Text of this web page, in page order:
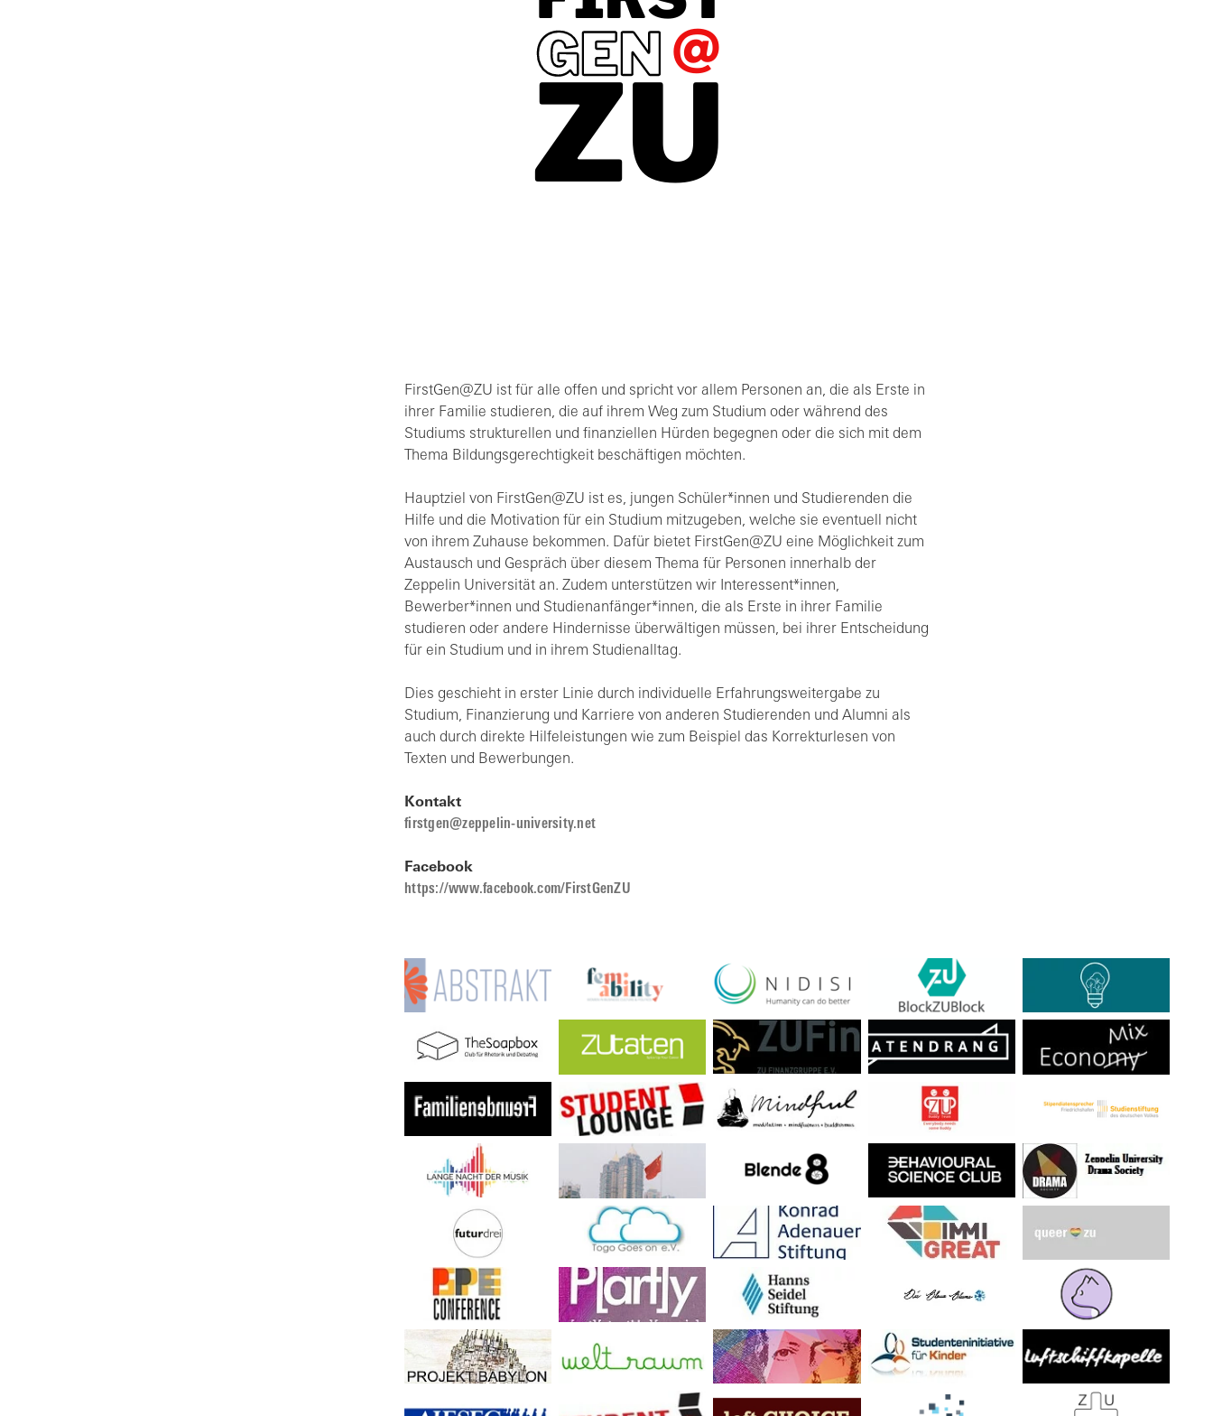
FirstGen@ZU ist für alle offen und spricht vor allem Personen an, die als Erste in
ihrer Familie studieren, die auf ihrem Weg zum Studium oder während des
Studiums strukturellen und finanziellen Hürden begegnen oder die sich mit dem
Thema Bildungsgerechtigkeit beschäftigen möchten.
Hauptziel von FirstGen@ZU ist es, jungen Schüler*innen und Studierenden die
Hilfe und die Motivation für ein Studium mitzugeben, welche sie eventuell nicht
von ihrem Zuhause bekommen. Dafür bietet FirstGen@ZU eine Möglichkeit zum
Austausch und Gespräch über diesem Thema für Personen innerhalb der
Zeppelin Universität an. Zudem unterstützen wir Interessent*innen,
Bewerber*innen und Studienanfänger*innen, die als Erste in ihrer Familie
studieren oder andere Hindernisse überwältigen müssen, bei ihrer Entscheidung
für ein Studium und in ihrem Studienalltag.
Dies geschieht in erster Linie durch individuelle Erfahrungsweitergabe zu
Studium, Finanzierung und Karriere von anderen Studierenden und Alumni als
auch durch direkte Hilfeleistungen wie zum Beispiel das Korrekturlesen von
Texten und Bewerbungen.
Kontakt
f rstg n z pp n- n v rs ty n t
Facebook
https://www.facebook.com/FirstGenZU